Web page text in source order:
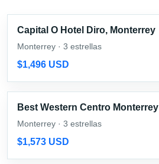
Capital O Hotel Diro, Monterrey
Monterrey · 3 estrellas
$1,496 USD
Best Western Centro Monterrey
Monterrey · 3 estrellas
$1,573 USD